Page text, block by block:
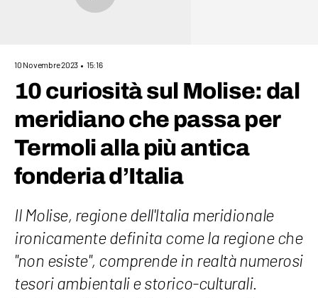
10 Novembre 2023 15:16
10 curiosità sul Molise: dal
meridiano che passa per
Termoli alla più antica
fonderia d’Italia
Il Molise, regione dell'Italia meridionale
ironicamente definita come la regione che
"non esiste", comprende in realtà numerosi
tesori ambientali e storico-culturali.